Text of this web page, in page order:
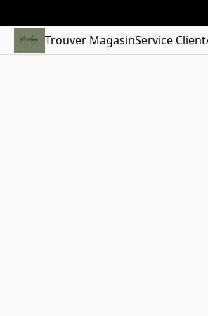
Trouver MagasinService Client